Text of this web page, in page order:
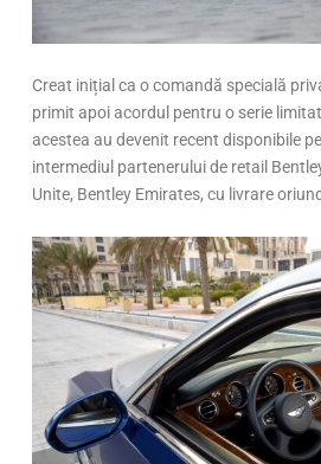
Creat inițial ca o comandă specială
primit apoi acordul pentru o serie
acestea au devenit recent disponibile
intermediul partenerului de retail
Unite, Bentley Emirates, cu livrare